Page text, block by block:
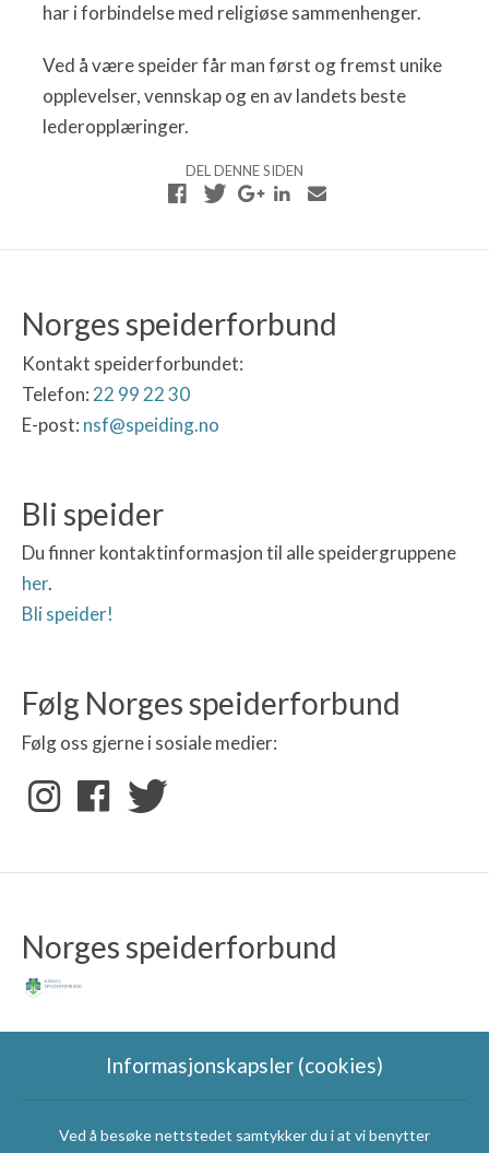
har i forbindelse med religiøse sammenhenger.
Ved å være speider får man først og fremst unike
opplevelser, vennskap og en av landets beste
lederopplæringer.
DEL DENNE SIDEN
Norges speiderforbund
Kontakt speiderforbundet:
Telefon: 22 99 22 30
E-post: nsf@speiding.no
Bli speider
Du finner kontaktinformasjon til alle speidergruppene
her.
Bli speider!
Følg Norges speiderforbund
Følg oss gjerne i sosiale medier:
Norges speiderforbund
Informasjonskapsler (cookies)
Ved å besøke nettstedet samtykker du i at vi benytter